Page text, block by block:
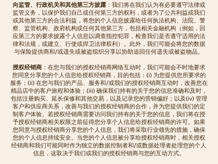
向监管、行政机关和其他第三方披露：我们将在我们认为有必要遵守法律或
监管义务，以保护我们自己或任何第三方的权利，或者为了公共利益或我们
或其他第三方的合法利益，将您的个人信息披露给任何执法机构、法院、警
察、监管机构、政府机构或任何其他第三方，包括相关金融机构（例如，回
应第三方的要求披露个人信息以调查指控犯罪，检查我们是否遵守适用的法
律和法规，或建立、行使或捍卫法律权利）。此外，我们可能会将您的数据
与保险提供商和/或遗失或被盗组织分享以协助追回任何遗失或被盗物品。
授权经销商：在您与我们的授权经销商网络互动时，我们可能会不时地要求
您同意分享您的个人信息给授权经销商，目的包括：(i) 为您提供您所要求的
服务；(ii) 在您与我们的产品、服务和/或我们的授权经销商互动时，改善您在
精品店中的客户旅程和体验；(iii) 确保我们持有的关于您的信息准确和及时，
包括注册购买、延长保修和其他交易，以及记录您的营销偏好；以及(iv) 管理
客户和供应商关系，改善与我们的授权经销商的合作，并为您提供我们的定
制客户体验。若授权经销商需要访问我们持有的关于您的信息，我们将在授
予授权经销商相关权限之前征得您分享个人信息给授权经销商的许可。如果
您同意与授权经销商分享您的个人信息，我们将采取行业领先的措施，确保
您的个人信息持续安全。当您的个人信息被分享给授权经销商时，相关授权
经销商和我们可能同时作为独立的数据控制者和/或数据处理者处理您的个人
信息，这取决于我们或我们的授权经销商与您的互动方式。